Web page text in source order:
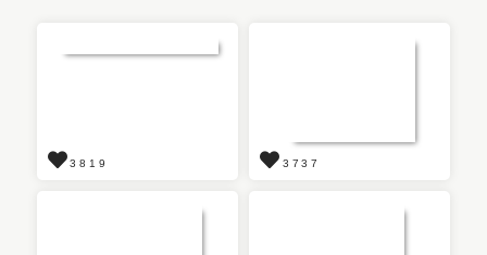
3819 3737